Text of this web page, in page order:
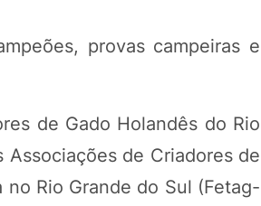
provas campeiras e
de Gado Holandês do Rio
Associações de Criadores de
no Rio Grande do Sul (Fetag-